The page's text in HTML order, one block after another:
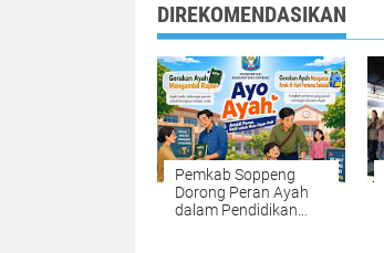
DIREKOMENDASIKAN
Pemkab Soppeng
Dorong Peran Ayah
dalam Pendidikan